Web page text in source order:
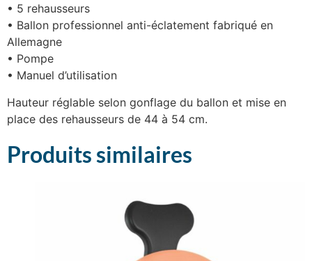
• 5 rehausseurs
• Ballon professionnel anti-éclatement fabriqué en
Allemagne
• Pompe
• Manuel d’utilisation
Hauteur réglable selon gonflage du ballon et mise en
place des rehausseurs de 44 à 54 cm.
Produits similaires